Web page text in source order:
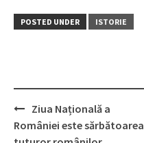
POSTED UNDER ISTORIE
Post
Ziua Națională a
României este sărbătoarea